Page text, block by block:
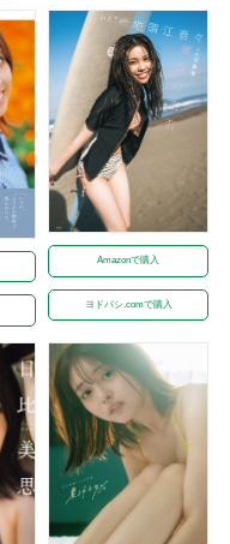
Amazonで購入
ヨドバシ.comで購入